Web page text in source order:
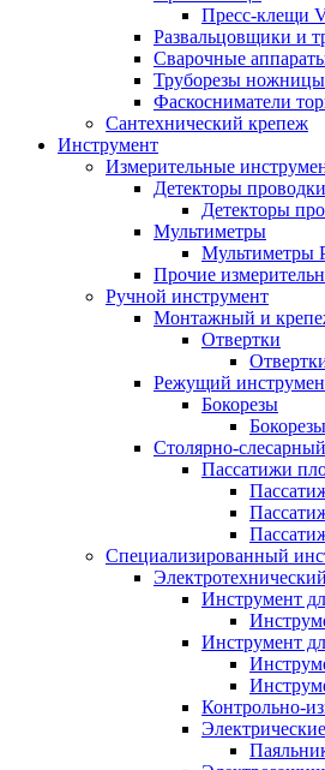
Пресс-клещи
Развальцовщики и
Сварочные
Труборезы ножницы
Фаскосниматели
Сантехнический крепеж
Инструмент
Измерительные
Детекторы проводки
Детекторы
Мультиметры
Мультиметры
Прочие
Ручной инструмент
Монтажный и
Отвертки
Режущий
Бокорезы
Столярно-
Пассатижи
Специализированный
Инструмент
Инструмент
Контрольно-